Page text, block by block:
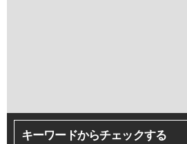
キーワードからチェックする